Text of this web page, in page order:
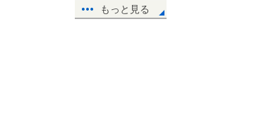
もっと見る